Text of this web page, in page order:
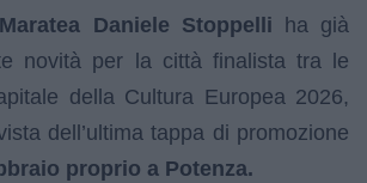
Daniele Stoppelli ha già
novità per la città finalista tra le
della Cultura Europea 2026,
dell’ultima tappa di promozione
proprio a Potenza.